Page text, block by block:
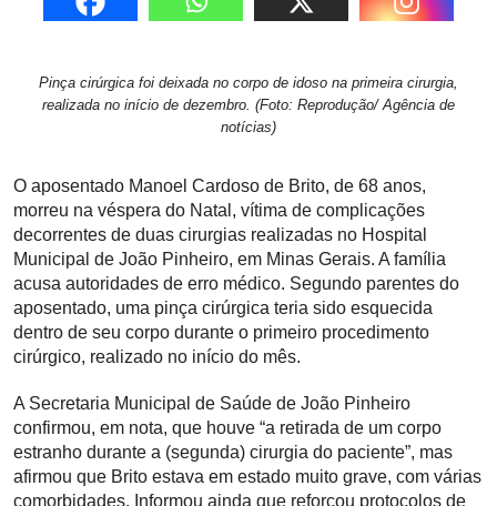
Pinça cirúrgica foi deixada no corpo de idoso na primeira cirurgia,
realizada no início de dezembro. (Foto: Reprodução/ Agência de
notícias)
O aposentado Manoel Cardoso de Brito, de 68 anos,
morreu na véspera do Natal, vítima de complicações
decorrentes de duas cirurgias realizadas no Hospital
Municipal de João Pinheiro, em Minas Gerais. A família
acusa autoridades de erro médico. Segundo parentes do
aposentado, uma pinça cirúrgica teria sido esquecida
dentro de seu corpo durante o primeiro procedimento
cirúrgico, realizado no início do mês.
A Secretaria Municipal de Saúde de João Pinheiro
confirmou, em nota, que houve “a retirada de um corpo
estranho durante a (segunda) cirurgia do paciente”, mas
afirmou que Brito estava em estado muito grave, com várias
comorbidades. Informou ainda que reforçou protocolos de